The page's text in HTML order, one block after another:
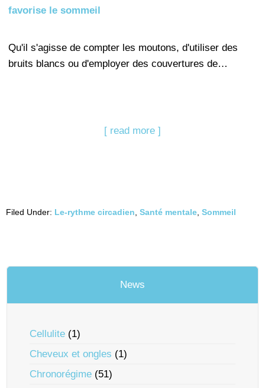
favorise le sommeil
Qu'il s'agisse de compter les moutons, d'utiliser des
bruits blancs ou d'employer des couvertures de…
[ read more ]
Filed Under: Le-rythme circadien Santé mentale Sommeil
News
Cellulite (1)
Cheveux et ongles (1)
Chronorégime (51)